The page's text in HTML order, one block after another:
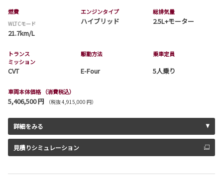
燃費
WLTCモード
21.7km/L
エンジンタイプ
ハイブリッド
総排気量
2.5L+モーター
トランス
ミッション
CVT
駆動方法
E-Four
乗車定員
5人乗り
車両本体価格 （消費税込）
5,406,500 円 （税抜 4,915,000 円）
詳細をみる
見積りシミュレーション